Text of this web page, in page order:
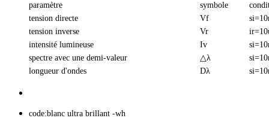
paramètre symbole
tension directe
Vf
tension inverse
Vr
intensité lumineuse
Iv
spectre avec une demi-valeur
△λ
longueur d'ondes
Dλ
code:blanc ultra brillant -wh